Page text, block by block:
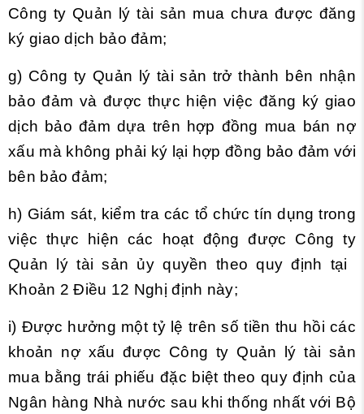
Công ty Quản lý tài sản mua chưa được đăng
ký giao dịch bảo đảm;
g) Công ty Quản lý tài sản trở thành bên nhận
bảo đảm và được thực hiện việc đăng ký giao
dịch bảo đảm dựa trên hợp đồng mua bán nợ
xấu mà không phải ký lại hợp đồng bảo đảm với
bên bảo đảm;
h) Giám sát, kiểm tra các tổ chức tín dụng trong
việc thực hiện các hoạt động được Công ty
Quản lý tài sản ủy quyền theo quy định tại
Khoản 2 Điều 12 Nghị định này;
i) Được hưởng một tỷ lệ trên số tiền thu hồi các
khoản nợ xấu được Công ty Quản lý tài sản
mua bằng trái phiếu đặc biệt theo quy định của
Ngân hàng Nhà nước sau khi thống nhất với Bộ